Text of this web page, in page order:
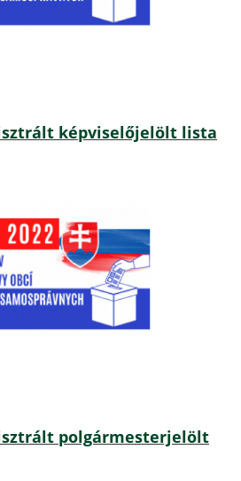
képviselőjelölt lista
polgármesterjelölt